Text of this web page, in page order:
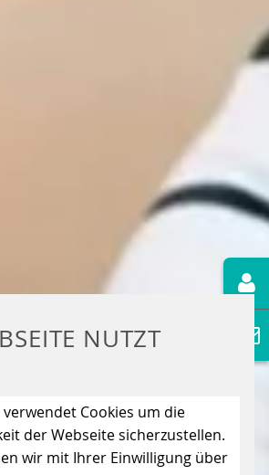
NUTZT
verwendet Cookies um die
der Webseite sicherzustellen.
wir mit Ihrer Einwilligung über